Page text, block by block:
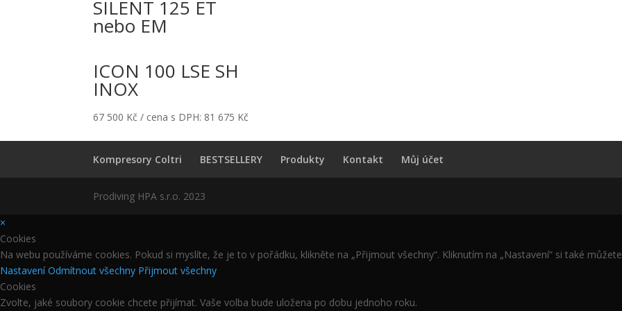
SILENT 125 ET
nebo EM
ICON 100 LSE SH
INOX
67 500 Kč / cena s DPH: 81 675 Kč
Kompresory Coltri BESTSELLERY Produkty Kontakt Můj účet
Prodiving HPA s.r.o. 2023
×
Cookies
Na webu používáme cookies. Pokud si myslíte, že je to v pořádku, klikněte na „Přijmout všechny“. Kliknutím na „Nastavení“ si také
NastaveníOdmítnout všechny Přijmout všechny
Cookies
Zvolte, jaké soubory cookie chcete přijímat. Vaše volba bude uložena po dobu jednoho roku.